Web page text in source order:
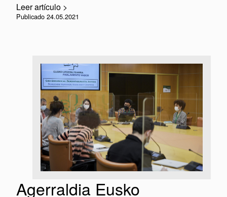
Leer artículo >
Publicado 24.05.2021
Agerraldia Eusko